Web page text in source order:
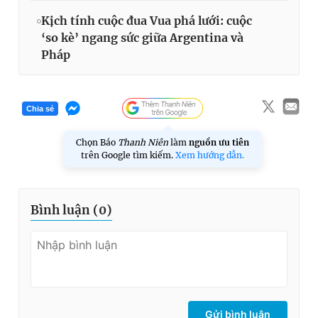
Kịch tính cuộc đua Vua phá lưới: cuộc
‘so kè’ ngang sức giữa Argentina và
Pháp
Chia sẻ
Chọn Báo Thanh Niên làm nguồn ưu tiên
trên Google tìm kiếm. Xem hướng dẫn.
Bình luận (0)
Gửi bình luận